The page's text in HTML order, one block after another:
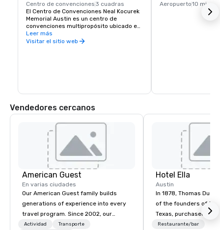
Centro de convenciones 3 cuadras
El Centro de Convenciones Neal Kocurek
Memorial Austin es un centro de
convenciones multipropósito ubicado en
Austin, Texas.
Leer más
Visitar el sitio web
Aeropuerto10 mi
Vendedores cercanos
American Guest
En varias ciudades
Our American Guest family builds
generations of experience into every
travel program. Since 2002, our
mission has been to capture the
Actividad Transporte
Hotel Ella
Austin
In 1878, Thomas
of the founders of the
Texas, purchased the
Hotel Ella now sits.
Restaurante/bar